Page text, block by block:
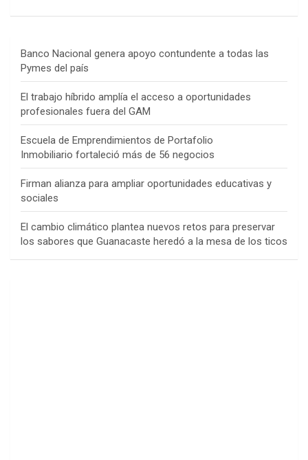
Banco Nacional genera apoyo contundente a todas las
Pymes del país
El trabajo híbrido amplía el acceso a oportunidades
profesionales fuera del GAM
Escuela de Emprendimientos de Portafolio
Inmobiliario fortaleció más de 56 negocios
Firman alianza para ampliar oportunidades educativas y
sociales
El cambio climático plantea nuevos retos para preservar
los sabores que Guanacaste heredó a la mesa de los ticos